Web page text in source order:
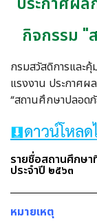
กิจกรรม "
กรมสวัสดิการและ
แรงงาน ประกาศผ
“สถานศึกษาปลอดภั
รายชื่อสถานศึกษา
ประจำปี ๒๕๖๓
หมายเหตุ